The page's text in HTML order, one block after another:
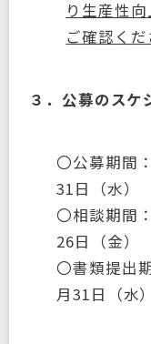
り生産性
ご確認くだ
３．公募のスケ
〇公募期間
31日（水）
〇相談期間
26日（金）
〇書類提出
月31日（水